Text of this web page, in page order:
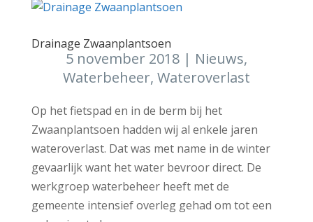
Drainage Zwaanplantsoen
5 november 2018| Nieuws,
Waterbeheer, Wateroverlast
Op het fietspad en in de berm bij het
Zwaanplantsoen hadden wij al enkele jaren
wateroverlast. Dat was met name in de winter
gevaarlijk want het water bevroor direct. De
werkgroep waterbeheer heeft met de
gemeente intensief overleg gehad om tot een